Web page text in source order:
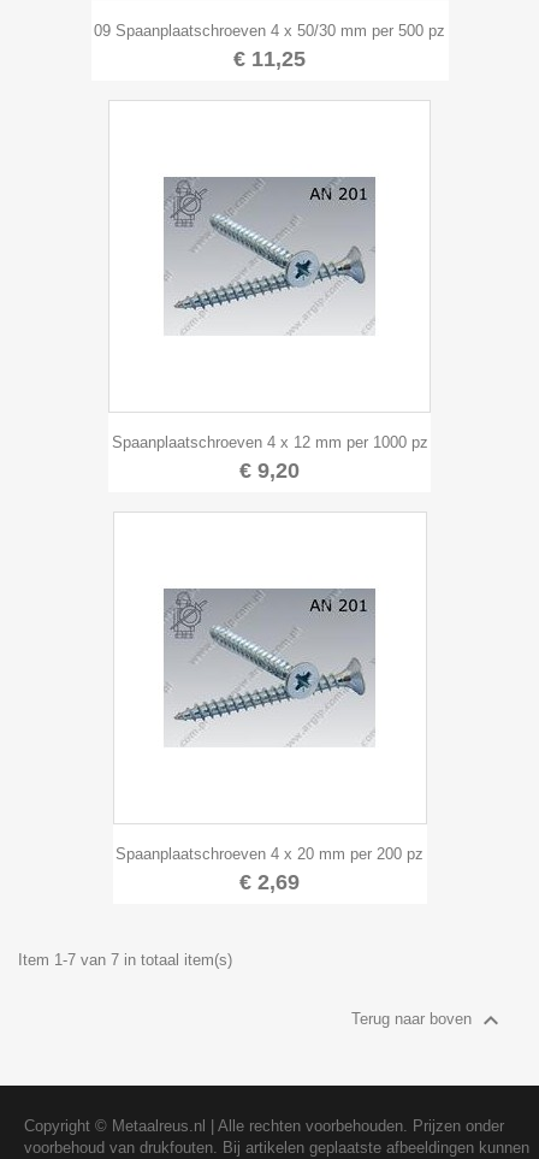
09 Spaanplaatschroeven 4 x 50/30 mm per 500 pz
€ 11,25
Spaanplaatschroeven 4 x 12 mm per 1000 pz
€ 9,20
Spaanplaatschroeven 4 x 20 mm per 200 pz
€ 2,69
Item 1-7 van 7 in totaal item(s)
Terug naar boven 
Copyright © Metaalreus.nl
| Alle rechten voorbehouden. Prijzen onder
voorbehoud van drukfouten. Bij artikelen geplaatste afbeeldingen kunnen